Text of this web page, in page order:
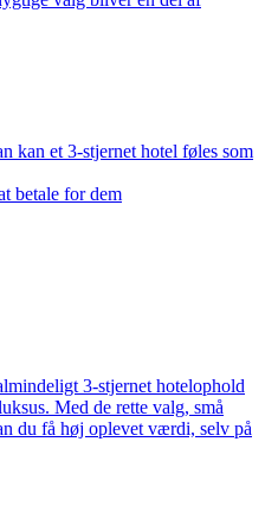
kan et 3-stjernet hotel føles som
betale for dem
3-stjernet hotelophold
Med de rette valg, små
du få høj oplevet værdi, selv på